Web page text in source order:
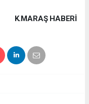
K.MARAŞ HABERİ